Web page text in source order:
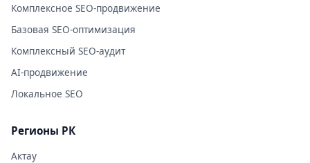
Комплексное SEO-продвижение
Базовая SEO-оптимизация
Комплексный SEO-аудит
AI-продвижение
Локальное SEO
Регионы РК
Актау